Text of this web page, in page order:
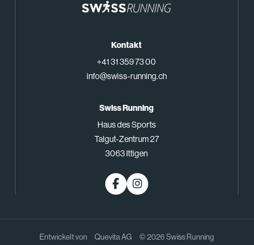
Kontakt
+41 31 359 73 00
info@swiss-running.ch
Swiss Running
Haus des Sports
Talgut-Zentrum 27
3063 Ittigen
Entwickelt von Quevita AG
© 2026 Swiss Running